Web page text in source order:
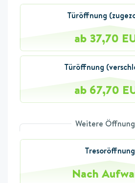
Türöffnung
ab 37,70
Türöffnung
ab 67,70
Weitere
Tresoröffnung
Nach